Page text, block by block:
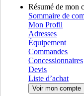
Résumé de mon
Sommaire de
Mon Profil
Adresses
Équipement
Commandes
Concessionnaires
Devis
Liste d’achat
Voir mon compte
VEUILLEZ
LANGUE